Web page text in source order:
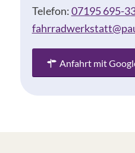
Telefon:07195 695-
Anfahrt mit